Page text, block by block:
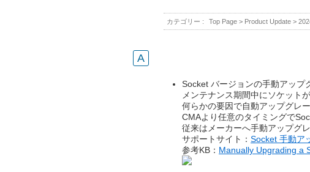
カテゴリー : Top Page > Product Update >
Socket バージョンの手動アップ
メンテナンス期間中にソケット
何らかの要因で自動アップグレ
CMAより任意のタイミングで
従来はメーカーへ手動アップグ
サポートサイト： Socket 手動ア
参考KB： Manually Upgrading a